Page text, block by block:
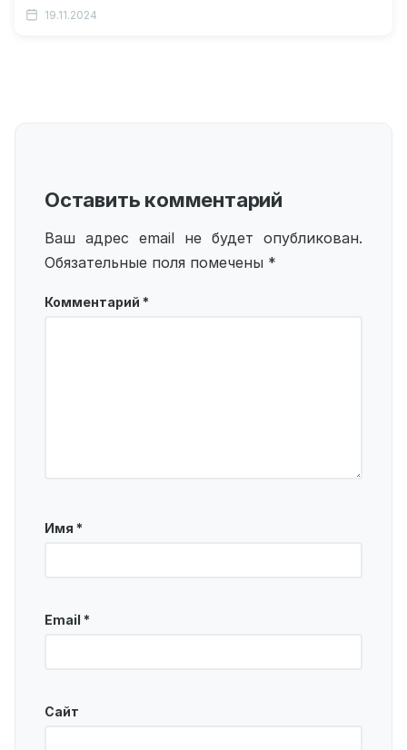
функции…
19.11.2024
Оставить комментарий
Ваш адрес email не будет опубликован.
Обязательные поля помечены *
Комментарий *
Имя *
Email *
Сайт